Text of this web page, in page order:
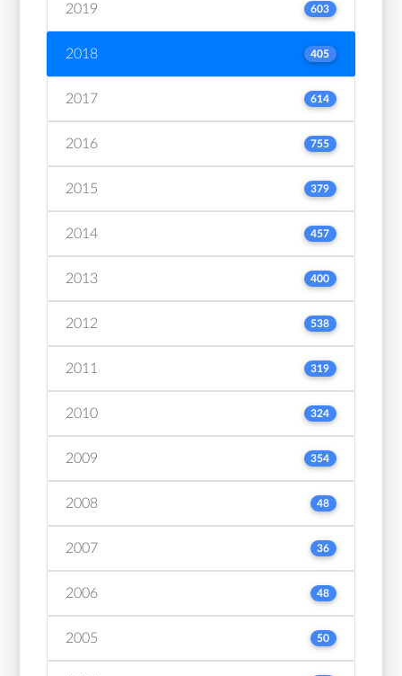
2019 603
2018 405
2017 614
2016 755
2015 379
2014 457
2013 400
2012 538
2011 319
2010 324
2009 354
2008 48
2007 36
2006 48
2005 50